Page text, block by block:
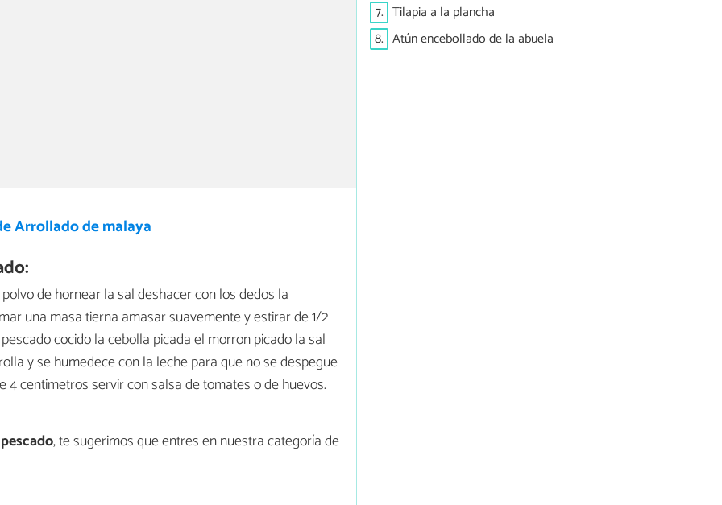
Arrollado de malaya
de hornear la sal deshacer con los dedos la
una masa tierna amasar suavemente y estirar de 1/2
cocido la cebolla picada el morron picado la sal
y se humedece con la leche para que no se despegue
centimetros servir con salsa de tomates o de huevos.
, te sugerimos que entres en nuestra categoría de
7. Tilapia a la plancha
8. Atún encebollado de la abuela